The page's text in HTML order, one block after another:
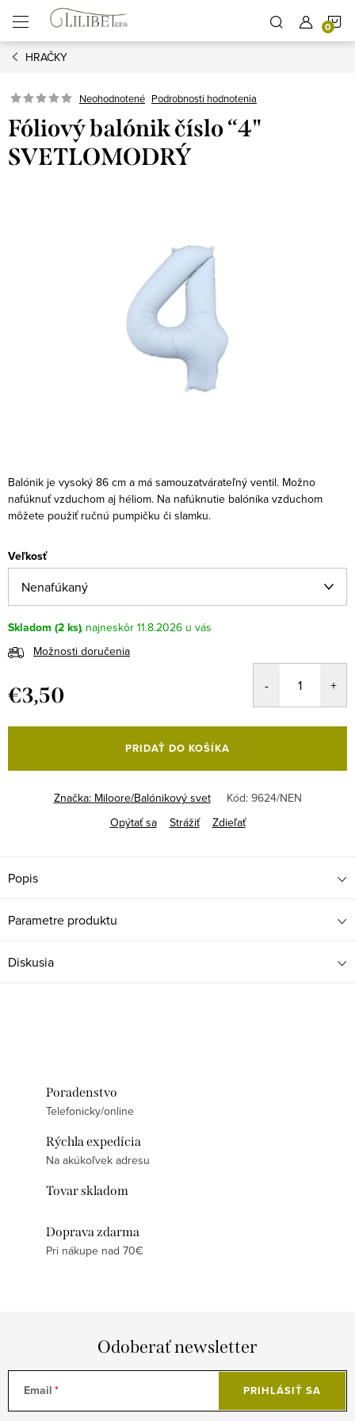
obsah
HRAČKY
Neohodnotené Podrobnosti hodnotenia
Fóliový balónik číslo “4"
SVETLOMODRÝ
Balónik je vysoký 86 cm a má samouzatvárateľný ventil. Možno
nafúknuť vzduchom aj héliom. Na nafúknutie balónika vzduchom
môžete použiť ručnú pumpičku či slamku.
Veľkosť
Skladom (2 ks)
11.8.2026
Možnosti doručenia
€3,50
cena:
PRIDAŤ DO KOŠÍKA
Značka: Miloore/Balónikový svet Kód: 9624/NEN
Opýtať sa
Strážiť Zdieľať
Popis
Parametre produktu
Diskusia
Poradenstvo
Telefonicky/online
Rýchla expedícia
Na akúkoľvek adresu
Tovar skladom
Doprava zdarma
Pri nákupe nad 70€
Odoberať newsletter
Email PRIHLÁSIŤ SA